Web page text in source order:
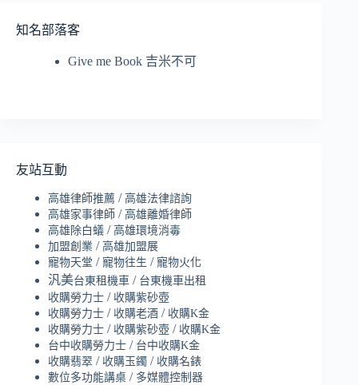
知名部落客
Give me Book 吉米不可
友站互動
高雄律師推薦 / 高雄法律諮詢
高雄家事律師 / 高雄離婚律師
高雄除白蟻 / 高雄環境消毒
加盟創業 / 高雄加盟展
寵物天堂 / 寵物往生 / 寵物火化
汎美台東租機車 / 台東機車出租
收購勞力士 / 收購紫砂壺
收購勞力士 / 收購老酒 / 收購K金
收購勞力士 / 收購紫砂壺 / 收購K金
台中收購勞力士 / 台中收購K金
收購翡翠 / 收購玉鐲 / 收購名錶
數位多功能講桌 / 多媒體控制器